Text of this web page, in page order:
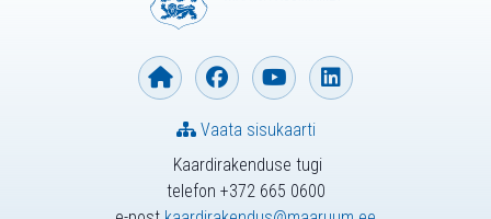
Kaardirakenduse tugi
telefon +372 665 0600
Vaata sisukaarti